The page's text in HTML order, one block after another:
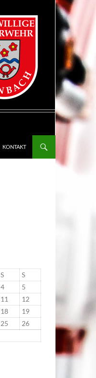
KONTAKT
S
S
4
5
11
12
18
19
25
26